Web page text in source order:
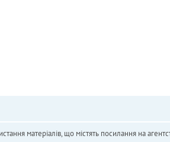
матеріалів, що містять посилання на